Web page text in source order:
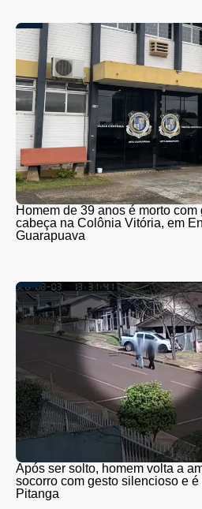
Homem de 39 anos é morto
cabeça na Colônia Vitória, em
Guarapuava
Após ser solto, homem volta a
socorro com gesto silencioso e
Pitanga